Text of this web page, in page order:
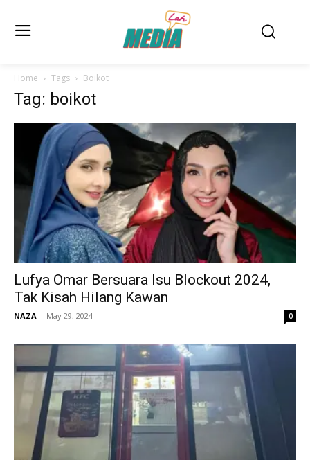
Home Tags Boikot
Tag: boikot
Lufya Omar Bersuara Isu Blockout 2024,
Tak Kisah Hilang Kawan
NAZA - May 29, 2024 0